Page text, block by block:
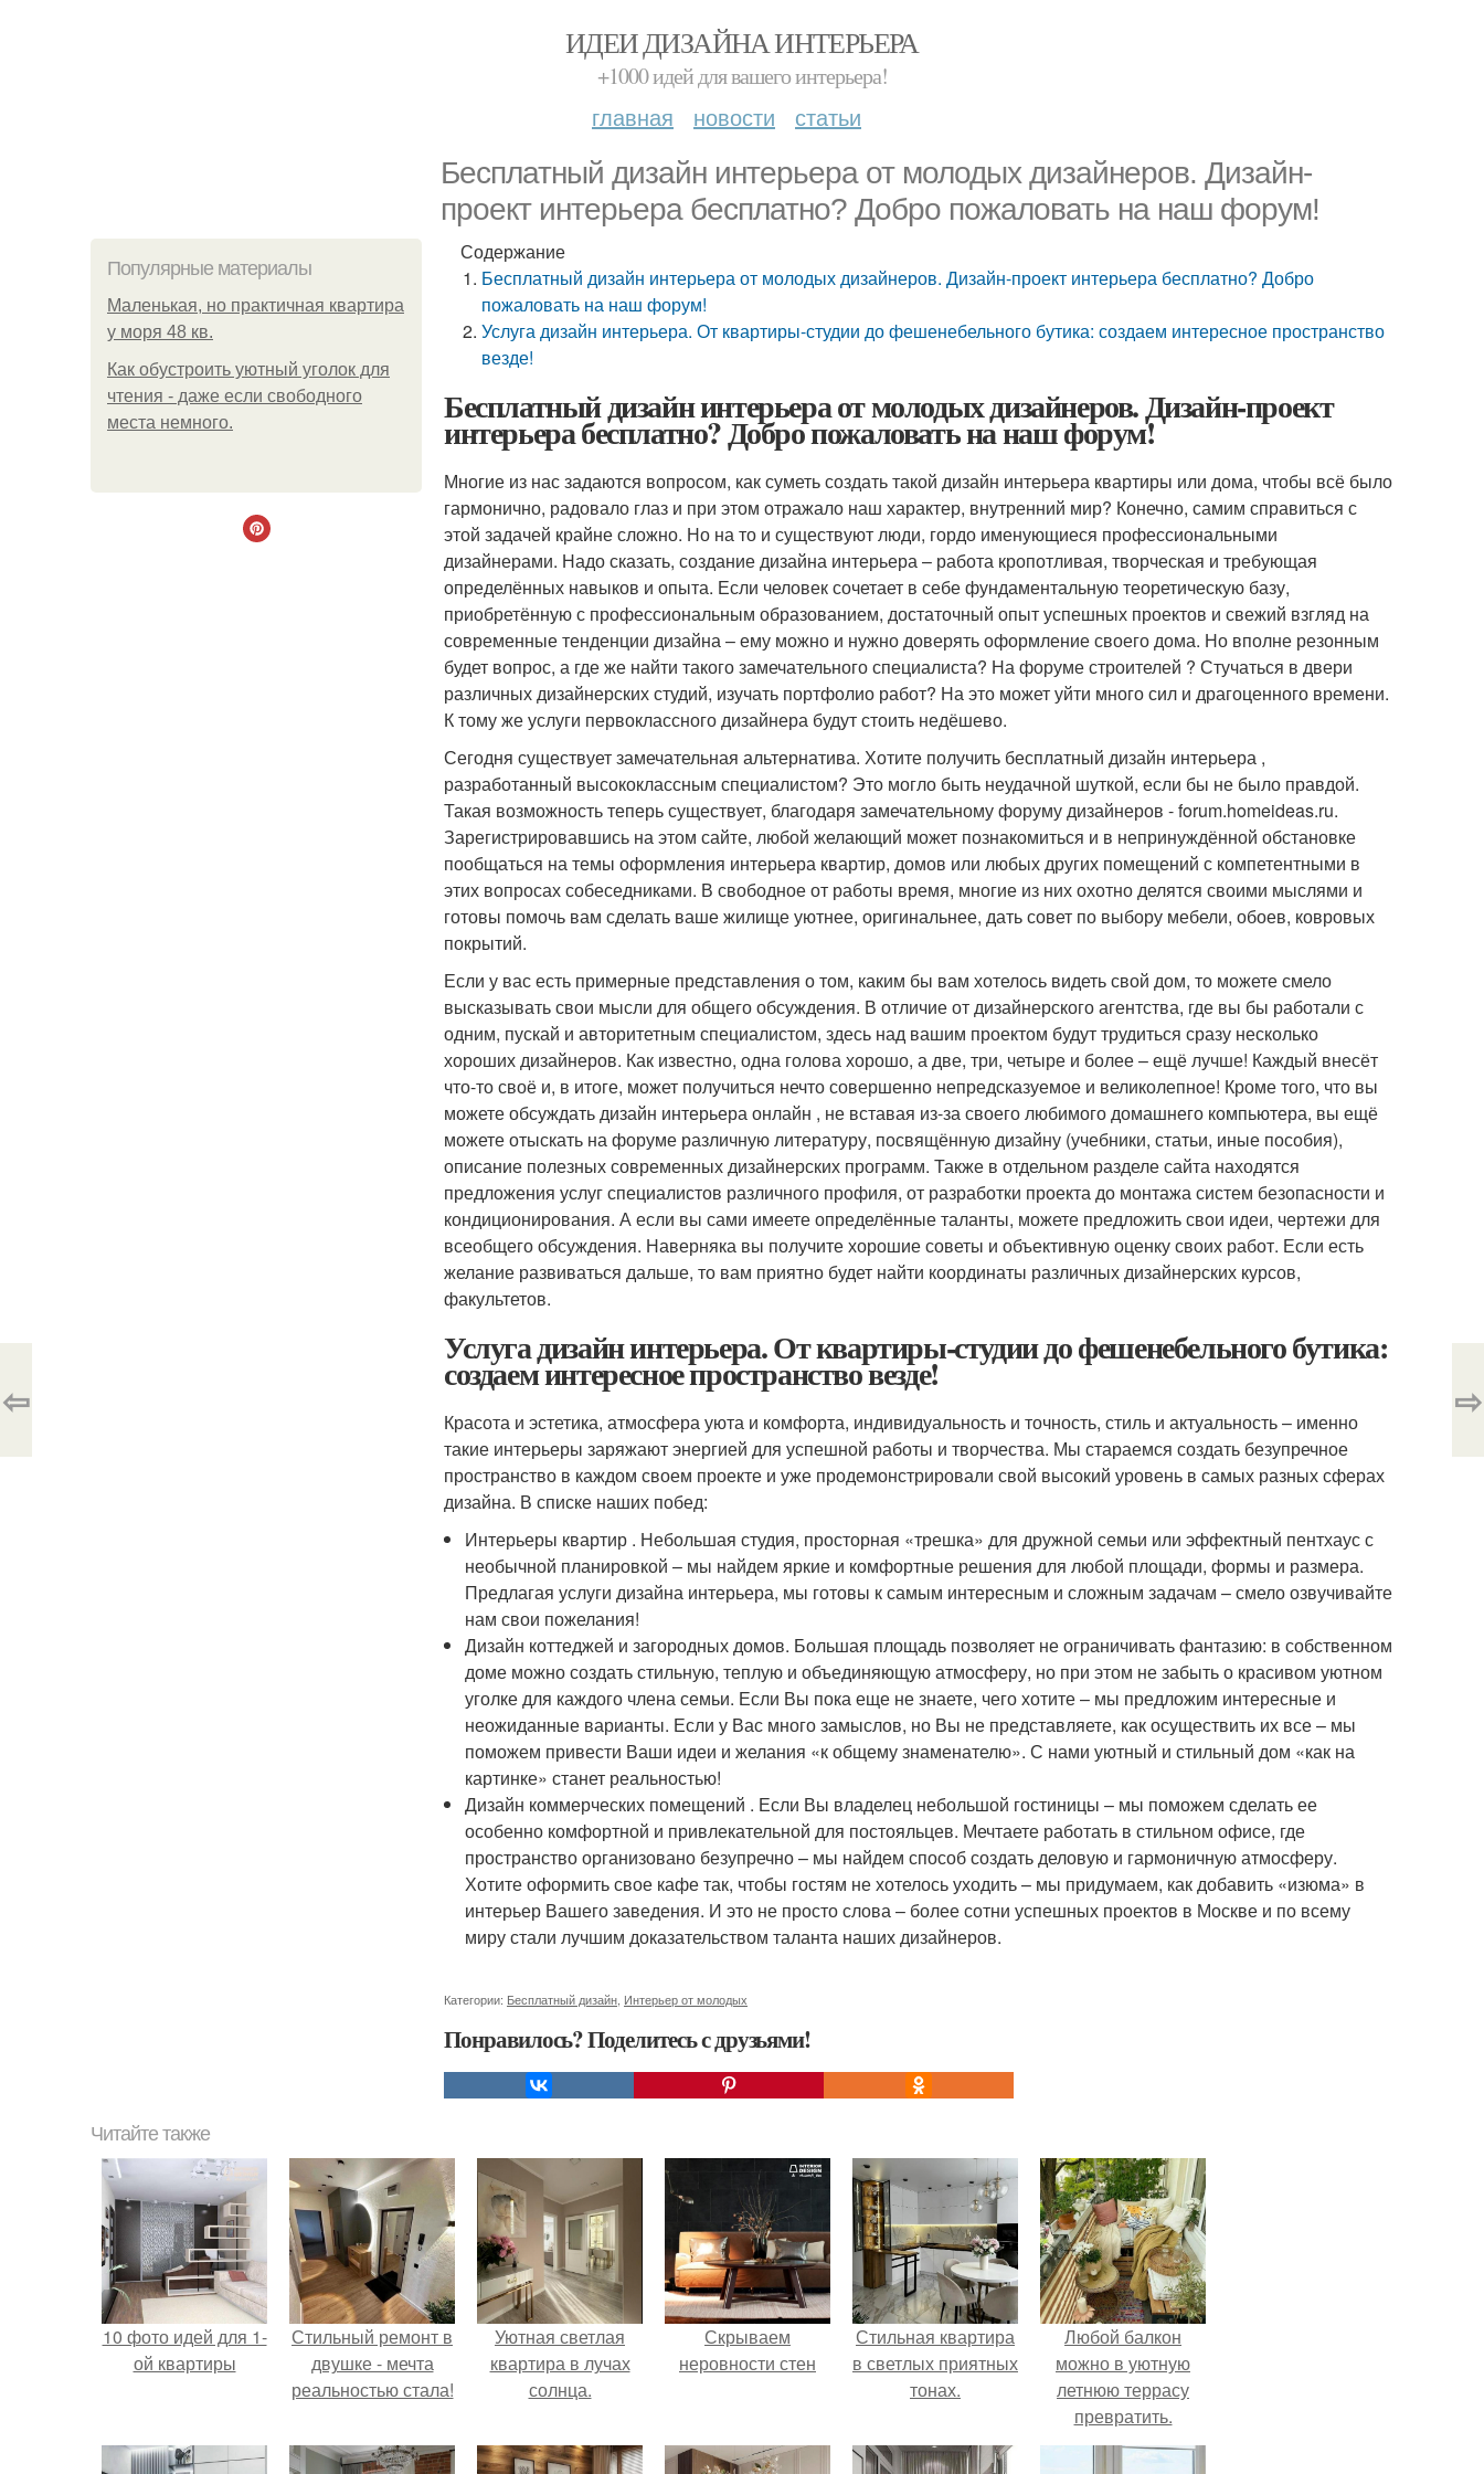
ИДЕИ ДИЗАЙНА ИНТЕРЬЕРА
+1000 идей для вашего интерьера!
главная новости статьи
Бесплатный дизайн интерьера от молодых дизайнеров. Дизайн-
проект интерьера бесплатно? Добро пожаловать на наш форум!
Популярные материалы
Маленькая, но практичная квартира
у моря 48 кв.
Как обустроить уютный уголок для
чтения - даже если свободного
места немного.
Содержание
Бесплатный дизайн интерьера от молодых дизайнеров. Дизайн-проект интерьера бесплатно? Добро
пожаловать на наш форум!
Услуга дизайн интерьера. От квартиры-студии до фешенебельного бутика: создаем интересное пространство
везде!
Бесплатный дизайн интерьера от молодых дизайнеров. Дизайн-проект
интерьера бесплатно? Добро пожаловать на наш форум!
Многие из нас задаются вопросом, как суметь создать такой дизайн интерьера квартиры или дома, чтобы всё было
гармонично, радовало глаз и при этом отражало наш характер, внутренний мир? Конечно, самим справиться с
этой задачей крайне сложно. Но на то и существуют люди, гордо именующиеся профессиональными
дизайнерами. Надо сказать, создание дизайна интерьера – работа кропотливая, творческая и требующая
определённых навыков и опыта. Если человек сочетает в себе фундаментальную теоретическую базу,
приобретённую с профессиональным образованием, достаточный опыт успешных проектов и свежий взгляд на
современные тенденции дизайна – ему можно и нужно доверять оформление своего дома. Но вполне резонным
будет вопрос, а где же найти такого замечательного специалиста? На форуме строителей ? Стучаться в двери
различных дизайнерских студий, изучать портфолио работ? На это может уйти много сил и драгоценного времени.
К тому же услуги первоклассного дизайнера будут стоить недёшево.
Сегодня существует замечательная альтернатива. Хотите получить бесплатный дизайн интерьера ,
разработанный высококлассным специалистом? Это могло быть неудачной шуткой, если бы не было правдой.
Такая возможность теперь существует, благодаря замечательному форуму дизайнеров - forum.homeideas.ru.
Зарегистрировавшись на этом сайте, любой желающий может познакомиться и в непринуждённой обстановке
пообщаться на темы оформления интерьера квартир, домов или любых других помещений с компетентными в
этих вопросах собеседниками. В свободное от работы время, многие из них охотно делятся своими мыслями и
готовы помочь вам сделать ваше жилище уютнее, оригинальнее, дать совет по выбору мебели, обоев, ковровых
покрытий.
Если у вас есть примерные представления о том, каким бы вам хотелось видеть свой дом, то можете смело
высказывать свои мысли для общего обсуждения. В отличие от дизайнерского агентства, где вы бы работали с
одним, пускай и авторитетным специалистом, здесь над вашим проектом будут трудиться сразу несколько
хороших дизайнеров. Как известно, одна голова хорошо, а две, три, четыре и более – ещё лучше! Каждый внесёт
что-то своё и, в итоге, может получиться нечто совершенно непредсказуемое и великолепное! Кроме того, что вы
можете обсуждать дизайн интерьера онлайн , не вставая из-за своего любимого домашнего компьютера, вы ещё
можете отыскать на форуме различную литературу, посвящённую дизайну (учебники, статьи, иные пособия),
описание полезных современных дизайнерских программ. Также в отдельном разделе сайта находятся
предложения услуг специалистов различного профиля, от разработки проекта до монтажа систем безопасности и
кондиционирования. А если вы сами имеете определённые таланты, можете предложить свои идеи, чертежи для
всеобщего обсуждения. Наверняка вы получите хорошие советы и объективную оценку своих работ. Если есть
желание развиваться дальше, то вам приятно будет найти координаты различных дизайнерских курсов,
факультетов.
Услуга дизайн интерьера. От квартиры-студии до фешенебельного бутика:
создаем интересное пространство везде!
Красота и эстетика, атмосфера уюта и комфорта, индивидуальность и точность, стиль и актуальность – именно
такие интерьеры заряжают энергией для успешной работы и творчества. Мы стараемся создать безупречное
пространство в каждом своем проекте и уже продемонстрировали свой высокий уровень в самых разных сферах
дизайна. В списке наших побед:
Интерьеры квартир . Небольшая студия, просторная «трешка» для дружной семьи или эффектный пентхаус с
необычной планировкой – мы найдем яркие и комфортные решения для любой площади, формы и размера.
Предлагая услуги дизайна интерьера, мы готовы к самым интересным и сложным задачам – смело озвучивайте
нам свои пожелания!
Дизайн коттеджей и загородных домов. Большая площадь позволяет не ограничивать фантазию: в собственном
доме можно создать стильную, теплую и объединяющую атмосферу, но при этом не забыть о красивом уютном
уголке для каждого члена семьи. Если Вы пока еще не знаете, чего хотите – мы предложим интересные и
неожиданные варианты. Если у Вас много замыслов, но Вы не представляете, как осуществить их все – мы
поможем привести Ваши идеи и желания «к общему знаменателю». С нами уютный и стильный дом «как на
картинке» станет реальностью!
Дизайн коммерческих помещений . Если Вы владелец небольшой гостиницы – мы поможем сделать ее
особенно комфортной и привлекательной для постояльцев. Мечтаете работать в стильном офисе, где
пространство организовано безупречно – мы найдем способ создать деловую и гармоничную атмосферу.
Хотите оформить свое кафе так, чтобы гостям не хотелось уходить – мы придумаем, как добавить «изюма» в
интерьер Вашего заведения. И это не просто слова – более сотни успешных проектов в Москве и по всему
миру стали лучшим доказательством таланта наших дизайнеров.
Категории: Бесплатный дизайн Интерьер от молодых
Понравилось? Поделитесь с друзьями!
⇦ ⇨
Читайте также
10 фото идей для 1-
ой квартиры
Стильный ремонт в
двушке - мечта
реальностью стала!
Уютная светлая
квартира в лучах
солнца.
Скрываем
неровности стен
Стильная квартира
в светлых приятных
тонах.
Любой балкон
можно в уютную
летнюю террасу
превратить.